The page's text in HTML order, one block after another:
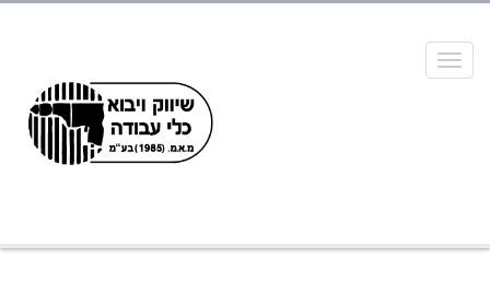
Toggle
navigation